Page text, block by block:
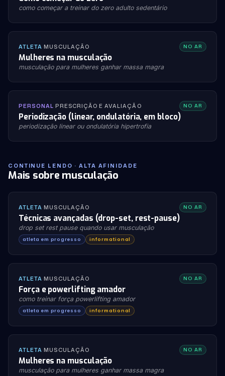
como começar a treinar do zero adulto sedentário
ATLETA ·MUSCULAÇÃO NO AR
Mulheres na musculação
musculação para mulheres ganhar massa magra
PERSONAL ·PRESCRIÇÃO E AVALIAÇÃO NO AR
Periodização (linear, ondulatória, em bloco)
periodização linear ou ondulatória hipertrofia
CONTINUE LENDO · ALTA AFINIDADE
Mais sobre musculação
ATLETA ·MUSCULAÇÃO NO AR
Técnicas avançadas (drop-set, rest-pause)
drop set rest pause quando usar musculação
atleta em progresso informational
ATLETA ·MUSCULAÇÃO NO AR
Força e powerlifting amador
como treinar força powerlifting amador
atleta em progresso informational
ATLETA ·MUSCULAÇÃO NO AR
Mulheres na musculação
musculação para mulheres ganhar massa magra